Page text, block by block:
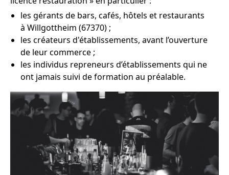
les gérants de bars, cafés, hôtels et restaurants
à Willgottheim (67370) ;
les créateurs d'établissements, avant l’ouverture
de leur commerce ;
les individus repreneurs d’établissements qui ne
ont jamais suivi de formation au préalable.